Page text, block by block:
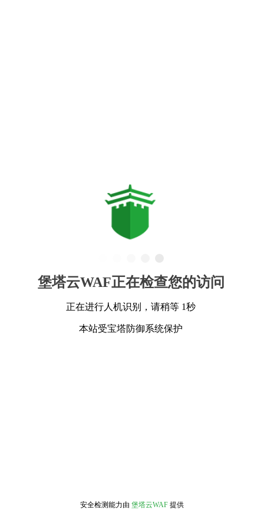
堡塔云WAF正在检查您的访问
正在进行人机识别，请稍等 1秒
本站受宝塔防御系统保护
安全检测能力由 堡塔云WAF 提供